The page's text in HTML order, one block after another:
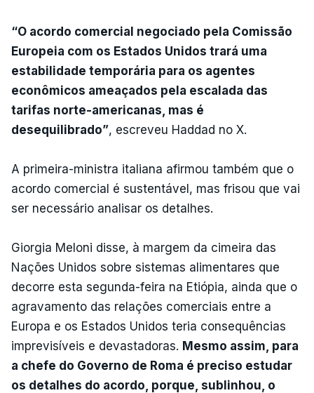
“O acordo comercial negociado pela Comissão
Europeia com os Estados Unidos trará uma
estabilidade temporária para os agentes
econômicos ameaçados pela escalada das
tarifas norte-americanas, mas é
desequilibrado”, escreveu Haddad no X.
A primeira-ministra italiana afirmou também que o
acordo comercial é sustentável, mas frisou que vai
ser necessário analisar os detalhes.
Giorgia Meloni disse, à margem da cimeira das
Nações Unidos sobre sistemas alimentares que
decorre esta segunda-feira na Etiópia, ainda que o
agravamento das relações comerciais entre a
Europa e os Estados Unidos teria consequências
imprevisíveis e devastadoras. Mesmo assim, para
a chefe do Governo de Roma é preciso estudar
os detalhes do acordo, porque, sublinhou, o